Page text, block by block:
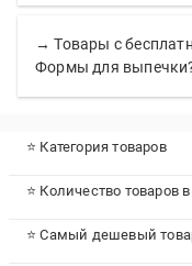
→ Товары с
Формы для
⭐ Категория товаров
⭐ Количество товаров
⭐ Самый дешевый